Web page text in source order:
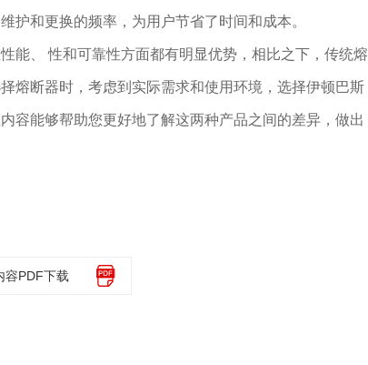
护和更换的频率，为用户节省了时间和成本。
能、 性和可靠性方面都有明显优势，相比之下，传统熔
熔断器时，考虑到实际需求和使用环境，选择伊顿巴斯
容能够帮助您更好地了解这两种产品之间的差异，做出
容PDF下载